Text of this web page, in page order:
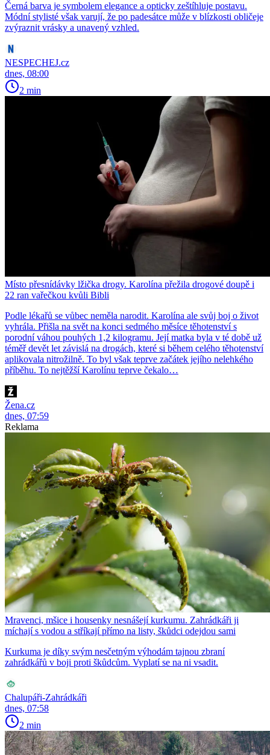
Černá barva je symbolem elegance a opticky zeštíhluje postavu.
Módní stylisté však varují, že po padesátce může v blízkosti obličeje
zvýraznit vrásky a unavený vzhled.
NESPECHEJ.cz
dnes, 08:00
2 min
Místo přesnídávky lžička drogy. Karolína přežila drogové doupě i
22 ran vařečkou kvůli Bibli
Podle lékařů se vůbec neměla narodit. Karolína ale svůj boj o život
vyhrála. Přišla na svět na konci sedmého měsíce těhotenství s
porodní váhou pouhých 1,2 kilogramu. Její matka byla v té době už
téměř devět let závislá na drogách, které si během celého těhotenství
aplikovala nitrožilně. To byl však teprve začátek jejího nelehkého
příběhu. To nejtěžší Karolínu teprve čekalo…
Žena.cz
dnes, 07:59
Reklama
Mravenci, mšice i housenky nesnášejí kurkumu. Zahrádkáři ji
míchají s vodou a stříkají přímo na listy, škůdci odejdou sami
Kurkuma je díky svým nesčetným výhodám tajnou zbraní
zahrádkářů v boji proti škůdcům. Vyplatí se na ni vsadit.
Chalupáři-Zahrádkáři
dnes, 07:58
2 min